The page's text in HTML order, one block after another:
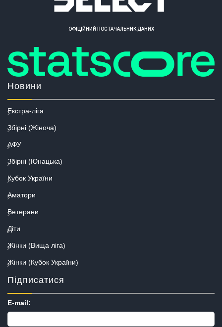
ОФІЦІЙНИЙ ПОСТАЧАЛЬНИК ДАНИХ
Новини
Екстра-ліга
Збірні (Жіноча)
АФУ
Збірні (Юнацька)
Кубок України
Аматори
Ветерани
Діти
Жінки (Вища ліга)
Жінки (Кубок України)
Підписатися
E-mail: